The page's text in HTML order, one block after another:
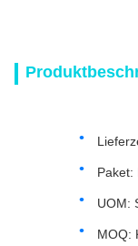
Paket:
UOM:
MOQ: